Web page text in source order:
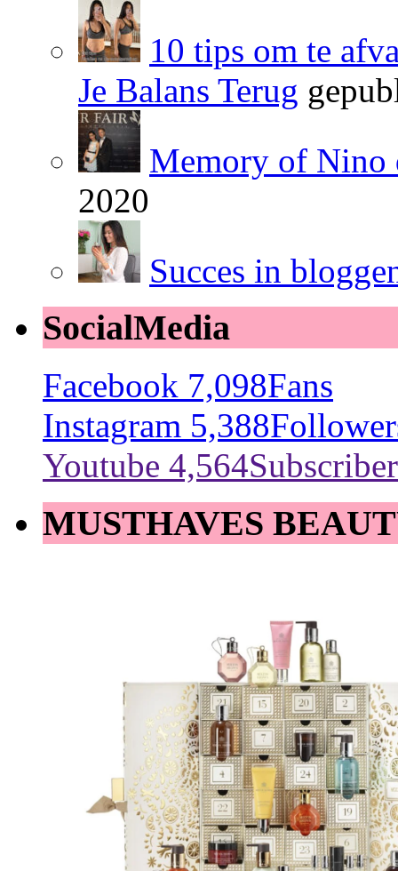
10 tips om te
Je Balans Terug
Memory of Nino
2020
Succes in
SocialMedia
Facebook 7,098Fans
Instagram 5,388
Youtube 4,564Subscriber
MUSTHAVES